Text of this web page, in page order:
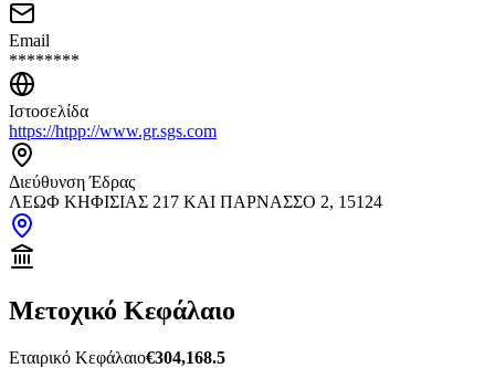
Email
********
Ιστοσελίδα
https://htpp://www.gr.sgs.com
Διεύθυνση Έδρας
ΛΕΩΦ ΚΗΦΙΣΙΑΣ 217 ΚΑΙ ΠΑΡΝΑΣΣΟ 2, 15124
Μετοχικό Κεφάλαιο
Εταιρικό Κεφάλαιο€304,168.5